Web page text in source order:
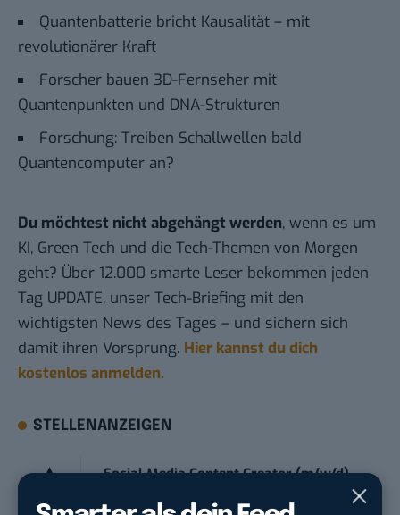
Quantenbatterie bricht Kausalität – mit
revolutionärer Kraft
Forscher bauen 3D-Fernseher mit
Quantenpunkten und DNA-Strukturen
Forschung: Treiben Schallwellen bald
Quantencomputer an?
Du möchtest nicht abgehängt werden, wenn es um
KI, Green Tech und die Tech-Themen von Morgen
geht? Über 12.000 smarte Leser bekommen jeden
Tag UPDATE, unser Tech-Briefing mit den
wichtigsten News des Tages – und sichern sich
damit ihren Vorsprung. Hier kannst du dich
kostenlos anmelden.
STELLENANZEIGEN
Social Media Content Creator (m/w/d)